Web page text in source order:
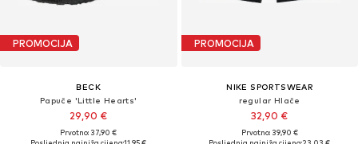
PROMOCIJA
BECK
Papuče 'Little Hearts'
29,90 €
Prvotno: 37,90 €
PROMOCIJA
NIKE SPORTSWEAR
regular Hlače
32,90 €
Prvotno: 39,90 €